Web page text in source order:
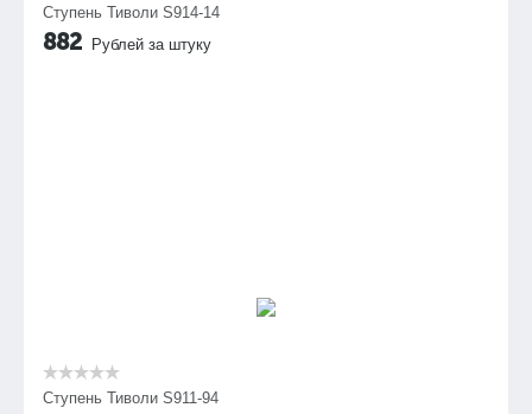
Ступень Тиволи S914-14
882 Рублей за штуку
Ступень Тиволи S911-94